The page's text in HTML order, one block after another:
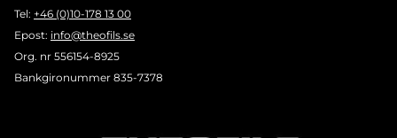
Tel: +46 (0)10-178 13 00
Epost: info@theofils.se
Org. nr 556154-8925
Bankgironummer 835-7378